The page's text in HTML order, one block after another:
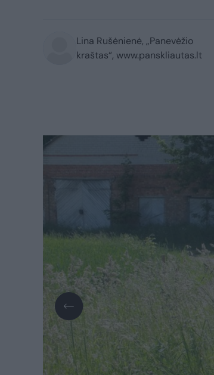
Lina Rušėnienė, „Panevėžio
kraštas“, www.panskliautas.lt